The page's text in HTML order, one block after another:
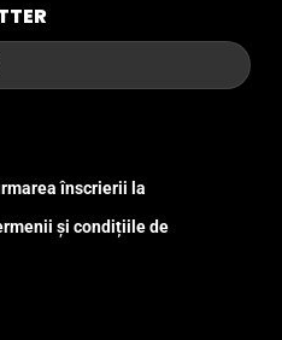
înscrierii la
și condițiile de